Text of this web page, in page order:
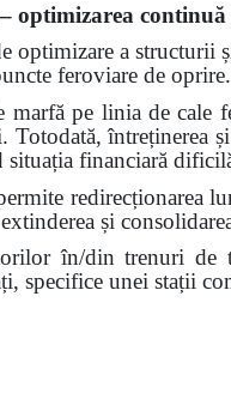
optimizarea continuă
optimizare a structurii
feroviare de oprire.
marfăpe linia de cale
Totodată, întreținerea
situația financiară
redirecționarea
și
în/din trenuri
specifice unei stații